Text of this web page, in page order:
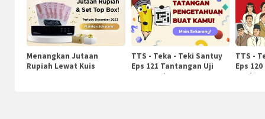
Menangkan Jutaan
Rupiah Lewat Kuis
TTS - Teka - Teki Santuy
Eps 121 Tantangan Uji
Pengetahuan
TTS -
Eps